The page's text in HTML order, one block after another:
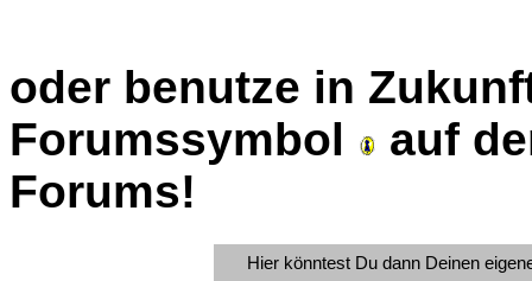
oder benutze in
Forumssymbol
auf
Forums!
Hier könntest Du dann Deinen